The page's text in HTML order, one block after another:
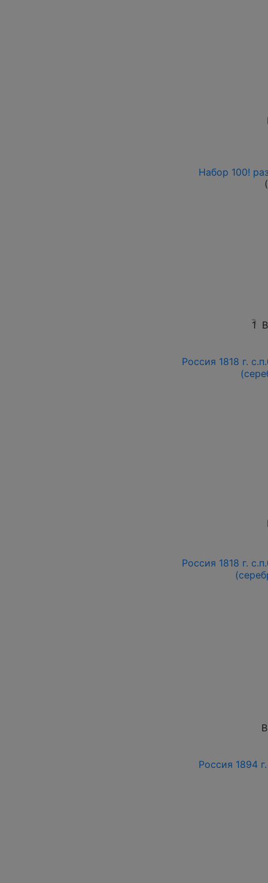
Набор 100!
1
Россия 1818 г.
Россия 1818 г.
Россия 1894